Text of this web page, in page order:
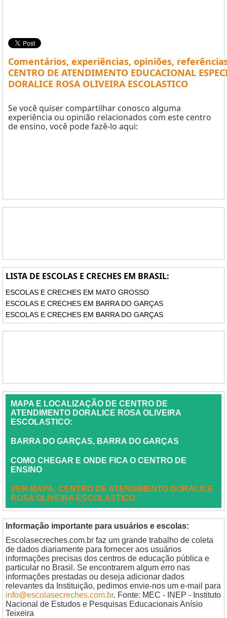
Comentários, experiências, opiniões,
CENTRO DE ATENDIMENTO EDUCACIONAL
DORALICE ROSA OLIVEIRA ESCOLASTICO
Se você quiser compartilhar conosco alguma
experiência ou opinião relacionados com este centro
de ensino, você pode fazê-lo aqui:
LISTA DE ESCOLAS E CRECHES EM BRASIL:
ESCOLAS E CRECHES EM MATO GROSSO
ESCOLAS E CRECHES EM BARRA DO GARÇAS
ESCOLAS E CRECHES EM BARRA DO GARÇAS
MAPA E LOCALIZAÇÃO DE CENTRO DE
ATENDIMENTO DORALICE ROSA OLIVEIRA
ESCOLASTICO:
BARRA DO GARÇAS, BARRA DO GARÇAS
COMO CHEGAR E ONDE FICA O CENTRO DE
ENSINO
VER MAPA: CENTRO DE ATENDIMENTO DORALICE
ROSA OLIVEIRA ESCOLASTICO
Informação importante para usuários e escolas:
Escolasecreches.com.br faz um grande trabalho de coleta
de dados diariamente para fornecer aos usuários
informações precisas dos centros de educação pública e
particular no Brasil. Se encontrarem algum erro nas
informações prestadas ou deseja adicionar dados
relevantes da Instituição, pedimos envie-nos um e-mail para
info@escolasecreches.com.br. Fonte: MEC - INEP - Instituto
Nacional de Estudos e Pesquisas Educacionais Anísio
Teixeira